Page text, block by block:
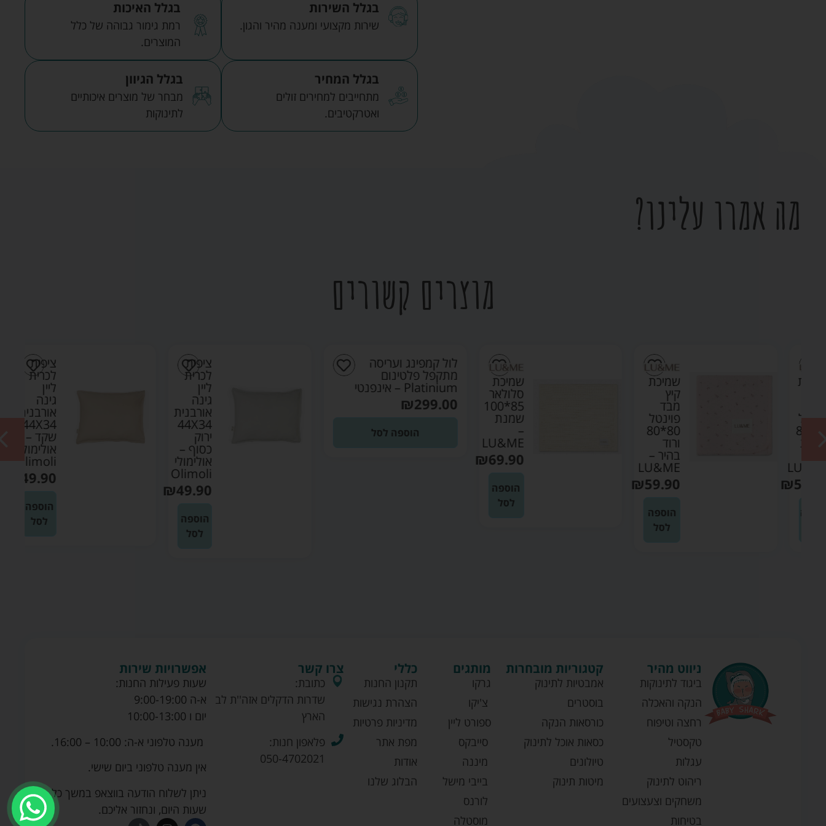
בגלל השירות
שירות מקצועי ומענה מהיר והגון.
בגלל האיכות
רמת גימור גבוהה של כלל
המוצרים.
בגלל המחיר
מתחייבים למחירים זולים
ואטרקטיבים.
בגלל הגיוון
מבחר של מוצרים איכותיים
לתינוקות
מה אמרו עלינו?
מוצרים קשורים
₪
שמיכת
מבד
פוינטל
80*80
בהיר –
LU&ME
₪59.90
הוספה
שמיכת
סלולאר
85*100
שמנת
LU&ME
₪69.90
הוספה
לול קמפינג ועריסה
מתקפל פלטינום
Platinium – אינפנטי
₪299.00
הוספה לסל
ציפית
לכרית
גינה
אורבנית
44X34
כסוף –
אולימולי
Olimoli
₪49.90
הוספה
ציפית
לכרית
גינה
אורבנית
44X34
שקד –
אולימולי
Olimoli
₪49.90
הוספה
ניווט מהיר
ביגוד לתינוקות
הנקה והאכלה
רחצה וטיפוח
טקסטיל
עגלות
ריהוט לתינוק
משחקים וצעצועים
בטיחות
קטגוריות מובחרות
אמבטיות לתינוק
בוסטרים
כורסאות הנקה
כסאות אוכל לתינוק
טיולונים
מיטות תינוק
מותגים
גרקו
צ'יקו
ספורט ליין
סייבקס
מיננה
בייבי מישל
לורנס
מוסטלה
כללי
תקנון החנות
הצהרת נגישות
מדיניות פרטיות
מפת אתר
אודות
הבלוג שלנו
צרו קשר
כתובת:
שדרות הדקלים אזה''ת לב
הארץ
פלאפון חנות:
050-4702021
אפשרויות שירות
שעות פעילות החנות:
א-ה 9:00-19:00
יום ו 10:00-13:00
מענה טלפוני א-ה: 10:00 – 16:00.
אין מענה טלפוני ביום שישי.
ניתן לשלוח הודעה בווצאפ במשך כל
שעות היום, ונחזור אליכם.